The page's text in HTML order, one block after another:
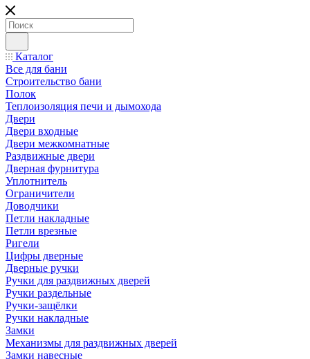
Каталог
Все для бани
Строительство бани
Полок
Теплоизоляция печи и дымохода
Двери
Двери входные
Двери межкомнатные
Раздвижные двери
Дверная фурнитура
Уплотнитель
Ограничители
Доводчики
Петли накладные
Петли врезные
Ригели
Цифры дверные
Дверные ручки
Ручки для раздвижных дверей
Ручки раздельные
Ручки-защёлки
Ручки накладные
Замки
Механизмы для раздвижных дверей
Замки навесные